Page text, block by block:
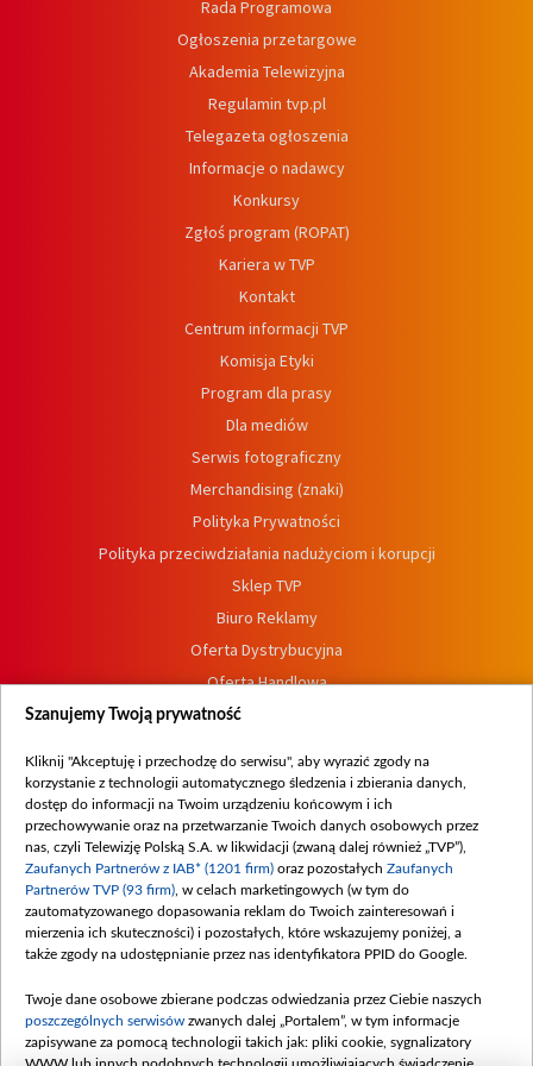
Rada Programowa
Ogłoszenia przetargowe
Akademia Telewizyjna
Regulamin tvp.pl
Telegazeta ogłoszenia
Informacje o nadawcy
Konkursy
Zgłoś program (ROPAT)
Kariera w TVP
Kontakt
Centrum informacji TVP
Komisja Etyki
Program dla prasy
Dla mediów
Serwis fotograficzny
Merchandising (znaki)
Polityka Prywatności
Polityka przeciwdziałania nadużyciom i korupcji
Sklep TVP
Biuro Reklamy
Oferta Dystrybucyjna
Oferta Handlowa
Dostępność
Procedura zgłoszeń wewnętrznych
Szanujemy Twoją prywatność
Kliknij "Akceptuję i przechodzę do serwisu", aby wyrazić zgody na
korzystanie z technologii automatycznego śledzenia i zbierania danych,
dostęp do informacji na Twoim urządzeniu końcowym i ich
przechowywanie oraz na przetwarzanie Twoich danych osobowych przez
nas, czyli Telewizję Polską S.A. w likwidacji (zwaną dalej również „TVP”),
Zaufanych Partnerów z IAB* (1201 firm) oraz pozostałych Zaufanych
Partnerów TVP (93 firm) , w celach marketingowych (w tym do
zautomatyzowanego dopasowania reklam do Twoich zainteresowań i
mierzenia ich skuteczności) i pozostałych, które wskazujemy poniżej, a
także zgody na udostępnianie przez nas identyfikatora PPID do Google.
Twoje dane osobowe zbierane podczas odwiedzania przez Ciebie naszych
poszczególnych serwisów zwanych dalej „Portalem”, w tym informacje
zapisywane za pomocą technologii takich jak: pliki cookie, sygnalizatory